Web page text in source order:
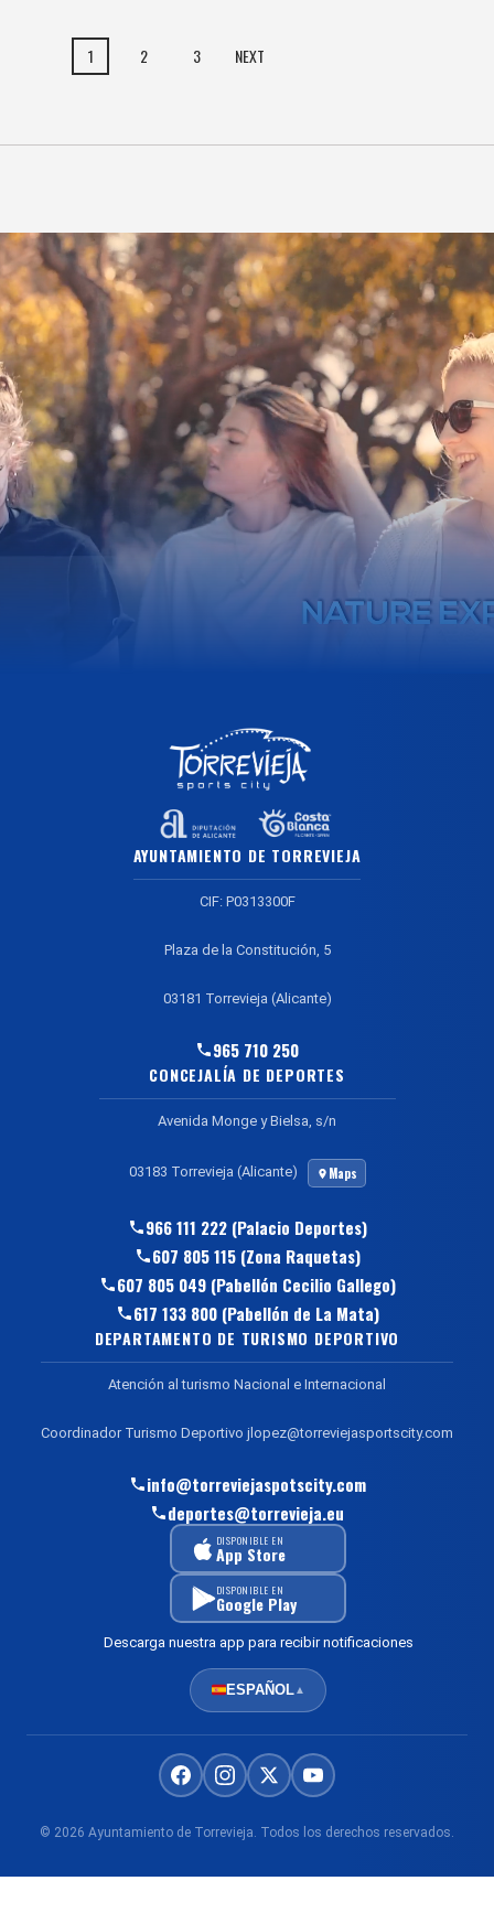
1 2 3 NEXT
AYUNTAMIENTO DE TORREVIEJA
CIF: P0313300F
Plaza de la Constitución, 5
03181 Torrevieja (Alicante)
965 710 250
CONCEJALÍA DE DEPORTES
Avenida Monge y Bielsa, s/n
03183 Torrevieja (Alicante) Maps
966 111 222 (Palacio Deportes)
607 805 115 (Zona Raquetas)
607 805 049 (Pabellón Cecilio Gallego)
617 133 800 (Pabellón de La Mata)
DEPARTAMENTO DE TURISMO DEPORTIVO
Atención al turismo Nacional e Internacional
Coordinador Turismo Deportivo jlopez@torreviejasportscity.com
info@torreviejaspotscity.com
deportes@torrevieja.eu
DISPONIBLE EN
App Store
DISPONIBLE EN
Google Play
Descarga nuestra app para recibir notificaciones
ESPAÑOL▲
© 2026 Ayuntamiento de Torrevieja. Todos los derechos reservados.